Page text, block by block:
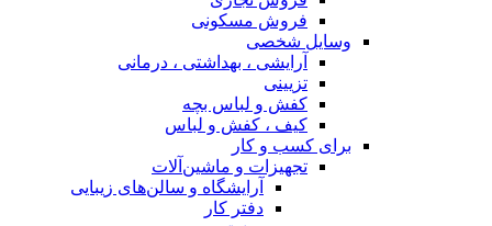
فروش مسکونی
وسایل شخصی
آرایشی ، بهداشتی ، درمانی
تزیینی
کفش و لباس بچه
کیف ، کفش و لباس
برای کسب و کار
تجهیزات و ماشین‌آلات
آرایشگاه و سالن‌های زیبایی
دفتر کار